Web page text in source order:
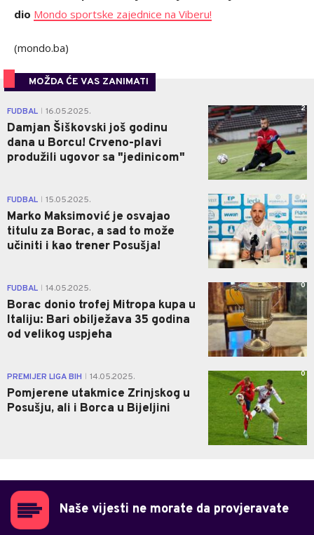
dio Mondo sportske zajednice na Viberu!
(mondo.ba)
MOŽDA ĆE VAS ZANIMATI
FUDBAL 16.05.2025.
Damjan Šiškovski još godinu
dana u Borcu! Crveno-plavi
produžili ugovor sa "jedinicom"
2
FUDBAL 15.05.2025.
Marko Maksimović je osvajao
titulu za Borac, a sad to može
učiniti i kao trener Posušja!
0
FUDBAL 14.05.2025.
Borac donio trofej Mitropa kupa u
Italiju: Bari obilježava 35 godina
od velikog uspjeha
0
PREMIJER LIGA BIH 14.05.2025.
Pomjerene utakmice Zrinjskog u
Posušju, ali i Borca u Bijeljini
0
Naše vijesti ne morate da provjeravate